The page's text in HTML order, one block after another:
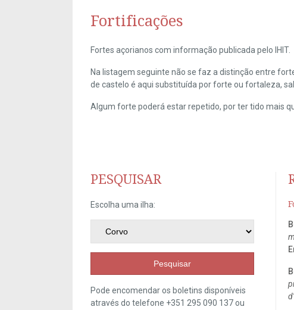
Fortificações
Fortes açorianos com informação publicada pelo IHIT.
Na listagem seguinte não se faz a distinção entre
de castelo é aqui substituída por forte ou fortaleza,
Algum forte poderá estar repetido, por ter tido mais
PESQUISAR
Escolha uma ilha:
Pesquisar
Pode encomendar os boletins disponíveis
através do telefone +351 295 090 137 ou